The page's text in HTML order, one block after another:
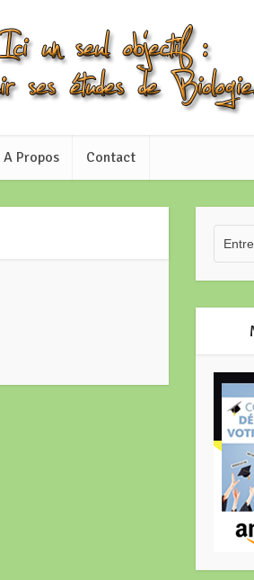
A Propos Contact